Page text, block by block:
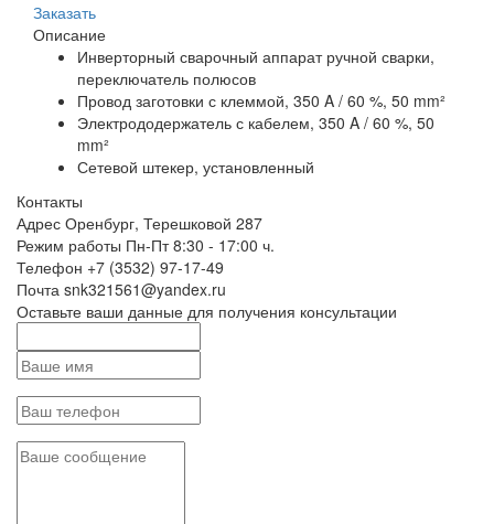
Заказать
Описание
Инверторный сварочный аппарат ручной сварки,
переключатель полюсов
Провод заготовки с клеммой, 350 A / 60 %, 50 mm²
Электрододержатель с кабелем, 350 A / 60 %, 50
mm²
Сетевой штекер, установленный
Контакты
Адрес Оренбург, Терешковой 287
Режим работы Пн-Пт 8:30 - 17:00 ч.
Телефон +7 (3532) 97-17-49
Почта snk321561@yandex.ru
Оставьте ваши данные для получения консультации